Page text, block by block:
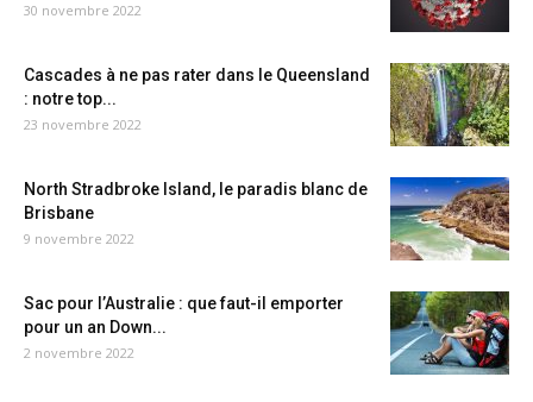
30 novembre 2022
Cascades à ne pas rater dans le Queensland
: notre top...
23 novembre 2022
North Stradbroke Island, le paradis blanc de
Brisbane
9 novembre 2022
Sac pour l’Australie : que faut-il emporter
pour un an Down...
2 novembre 2022